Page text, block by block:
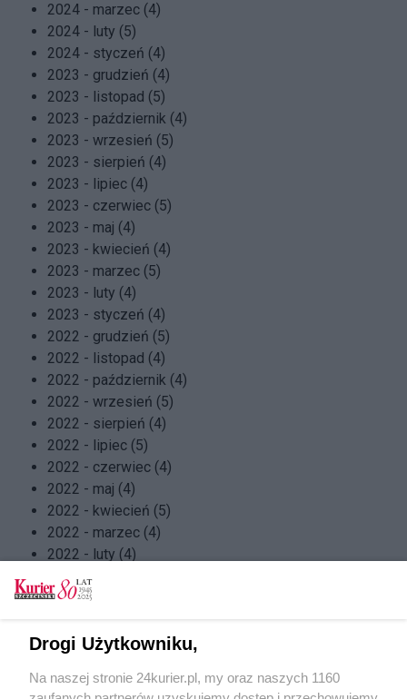
2024 - marzec (4)
2024 - luty (5)
2024 - styczeń (4)
2023 - grudzień (4)
2023 - listopad (5)
2023 - październik (4)
2023 - wrzesień (5)
2023 - sierpień (4)
2023 - lipiec (4)
2023 - czerwiec (5)
2023 - maj (4)
2023 - kwiecień (4)
2023 - marzec (5)
2023 - luty (4)
2023 - styczeń (4)
2022 - grudzień (5)
2022 - listopad (4)
2022 - październik (4)
2022 - wrzesień (5)
2022 - sierpień (4)
2022 - lipiec (5)
2022 - czerwiec (4)
2022 - maj (4)
2022 - kwiecień (5)
2022 - marzec (4)
2022 - luty (4)
2022 - styczeń (4)
2021 - grudzień (5)
2021 - październik (5)
2021 - sierpień (4)
Drogi Użytkowniku,
Na naszej stronie 24kurier.pl, my oraz naszych 1160